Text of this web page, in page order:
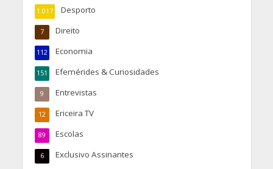
Desporto
1.017
Direito
7
Economia
112
Efemérides & Curiosidades
151
Entrevistas
9
Ericeira TV
12
Escolas
89
Exclusivo Assinantes
6